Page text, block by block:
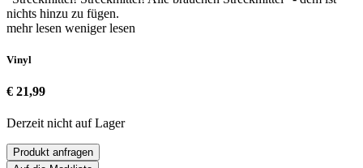
nichts hinzu zu fügen.
mehr lesen weniger lesen
Vinyl
€ 21,99
Derzeit nicht auf Lager
Produkt anfragen